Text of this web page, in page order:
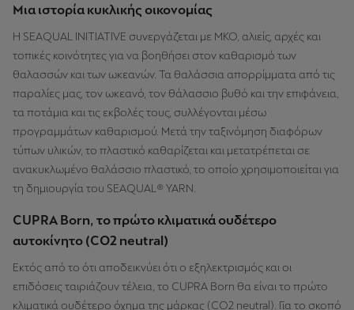
Μια ιστορία κυκλικής οικονομίας
Η SEAQUAL INITIATIVE συνεργάζεται με ΜΚΟ, αλιείς, αρχές και
τοπικές κοινότητες για να βοηθήσει στον καθαρισμό των
θαλασσών και των ωκεανών. Τα θαλάσσια απορρίμματα από τις
παραλίες μας, τον ωκεανό, τον θάλασσιο βυθό και την επιφάνεια,
τα ποτάμια και τις εκβολές τους, συλλέγονται μέσω
προγραμμάτων καθαρισμού. Μετά την ταξινόμηση διαφόρων
τύπων υλικών, το πλαστικό καθαρίζεται και μετατρέπεται σε
ανακυκλωμένο θαλάσσιο πλαστικό, το οποίο χρησιμοποιείται για
τη δημιουργία του SEAQUAL® YARN.
CUPRA Born, το πρώτο κλιματικά ουδέτερο
αυτοκίνητο (CO2 neutral)
Εκτός από το ότι αποδεικνύει ότι o εξηλεκτρισμός και οι
επιδόσεις ταιριάζουν τέλεια, το CUPRA Born θα είναι το πρώτο
κλιματικά ουδέτερο όχημα της μάρκας (CO2 neutral). Για το σκοπό